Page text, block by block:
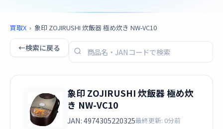
買取X › 象印 ZOJIRUSHI 炊飯器 極め炊き NW-VC10
←検索に戻る
象印 ZOJIRUSHI 炊飯器 極め炊
き NW-VC10
JAN: 4974305220325最終更新: 0分前